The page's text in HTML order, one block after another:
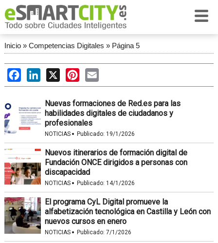
Inicio» Competencias Digitales » Página 5
FacebookLinkedIn
X PinterestEmail
Nuevas formaciones de Red.es para las
habilidades digitales de ciudadanos y
profesionales
NOTICIAS · Publicado: 19/1/2026
Nuevos itinerarios de formación digital de
Fundación ONCE dirigidos a personas con
discapacidad
NOTICIAS · Publicado: 14/1/2026
El programa CyL Digital promueve la
alfabetización tecnológica en Castilla y León con
nuevos cursos en enero
NOTICIAS · Publicado: 7/1/2026